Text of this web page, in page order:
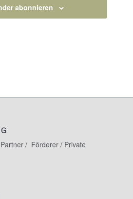
abonnieren
/ Förderer / Private